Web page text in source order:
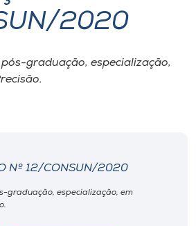
2020
graduação, especialização,
Nº 12/CONSUN/2020
graduação, especialização, em